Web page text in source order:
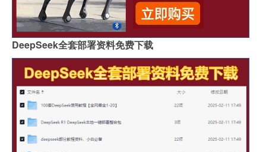
DeepSeek全套部署资料免费下载